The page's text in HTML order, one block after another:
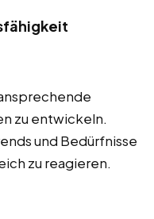
zu entwickeln.
und Bedürfnisse
zu reagieren.